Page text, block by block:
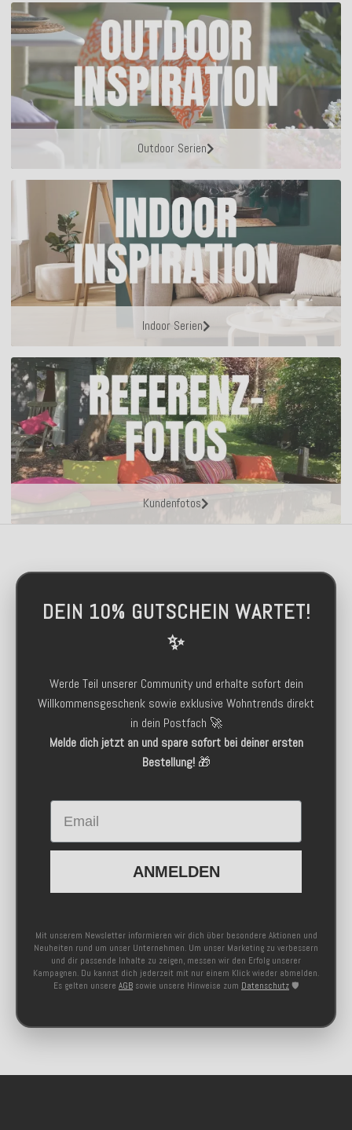
Outdoor Serien
Indoor Serien
Kundenfotos
DEIN 10% GUTSCHEIN WARTET!
✨
Werde Teil unserer Community und erhalte sofort dein
Willkommensgeschenk sowie exklusive Wohntrends direkt
in dein Postfach 🚀
Melde dich jetzt an und spare sofort bei deiner ersten
Bestellung!🎁
Email
ANMELDEN
Mit unserem Newsletter informieren wir dich über besondere Aktionen und
Neuheiten rund um unser Unternehmen. Um unser Marketing zu verbessern
und dir passende Inhalte zu zeigen, messen wir den Erfolg unserer
Kampagnen. Du kannst dich jederzeit mit nur einem Klick wieder abmelden.
Es gelten unsere AGB sowie unsere Hinweise zum Datenschutz 🛡️